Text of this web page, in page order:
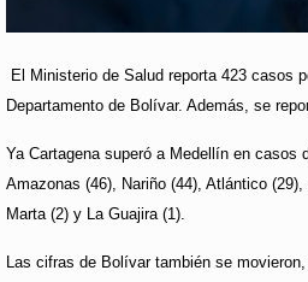
El Ministerio de Salud reporta 423 casos
Departamento de Bolívar. Además, se
Ya Cartagena superó a Medellín en casos
Amazonas (46), Nariño (44), Atlántico
Marta (2) y La Guajira (1).
Las cifras de Bolívar también se